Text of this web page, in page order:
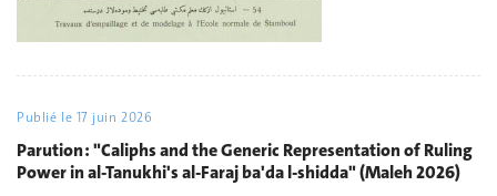
Publié le 17 juin 2026
Parution : "Caliphs and the Generic Representation of Ruling
Power in al-Tanukhi's al-Faraj ba'da l-shidda" (Maleh 2026)